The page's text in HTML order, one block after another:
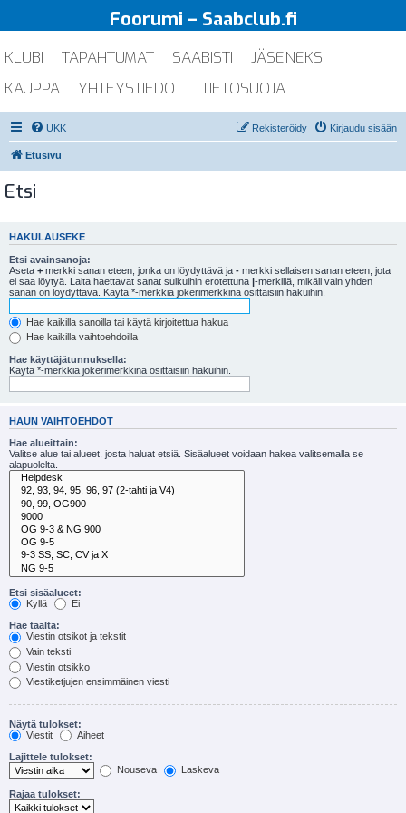
Foorumi – Saabclub.fi
KLUBI TAPAHTUMAT SAABISTI
JÄSENEKSI
KAUPPA
YHTEYSTIEDOT TIETOSUOJA
UKK Kirjaudu sisään
Rekisteröidy
Etusivu
Etsi
HAKULAUSEKE
Etsi avainsanoja:
Aseta + merkki sanan eteen, jonka on löydyttävä ja - merkki sellaisen sanan eteen, jota
ei saa löytyä. Laita haettavat sanat sulkuihin erotettuna |-merkillä, mikäli vain yhden
sanan on löydyttävä. Käytä *-merkkiä jokerimerkkinä osittaisiin hakuihin.
Hae kaikilla sanoilla tai käytä kirjoitettua hakua
Hae kaikilla vaihtoehdoilla
Hae käyttäjätunnuksella:
Käytä *-merkkiä jokerimerkkinä osittaisiin hakuihin.
HAUN VAIHTOEHDOT
Hae alueittain:
Valitse alue tai alueet, josta haluat etsiä. Sisäalueet voidaan hakea valitsemalla se
alapuolelta.
Etsi sisäalueet:
Kyllä
Ei
Hae täältä:
Viestin otsikot ja tekstit
Vain teksti
Viestin otsikko
Viestiketjujen ensimmäinen viesti
Näytä tulokset:
Viestit
Aiheet
Lajittele tulokset:
Nouseva
Laskeva
Rajaa tulokset: